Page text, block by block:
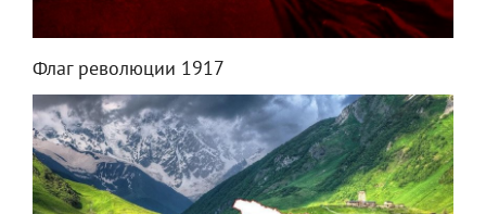
Флаг революции 1917